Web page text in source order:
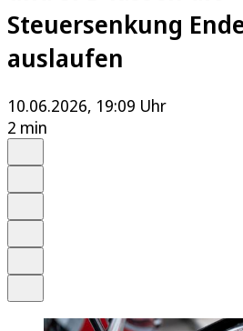
Steuersenkung
auslaufen
10.06.2026, 19:09 Uhr
2 min